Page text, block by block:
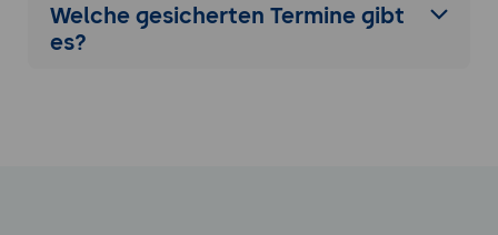
Welche gesicherten Termine gibt
es?